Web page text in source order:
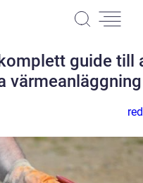
guide till
värmeanläggning